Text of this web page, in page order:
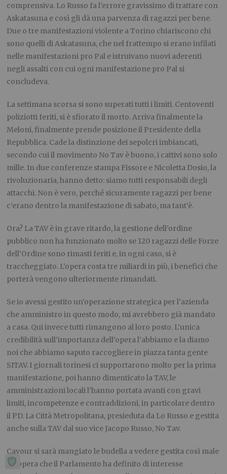
comprensiva. Lo Russo fa l’errore gravissimo di trattare con
Askatasuna e così gli dà una parvenza di ragazzi per bene.
Due o tre manifestazioni violente a Torino chiariscono chi
sono quelli di Askatasuna, che nel frattempo si erano infilati
nelle manifestazioni pro Pal e istruivano nuovi aderenti
negli assalti con cui ogni manifestazione pro Pal si
concludeva.
La settimana scorsa si sono superati tutti i limiti. Centoventi
poliziotti feriti, si è sfiorato il morto. Arriva finalmente la
Meloni, finalmente prende posizione il Presidente della
Repubblica. Cade la distinzione dei sepolcri imbiancati,
secondo cui il movimento No Tav è buono, i cattivi sono solo
mille. In due conferenze stampa Fissore e Nicoletta Dosio, la
rivoluzionaria, hanno detto: siamo tutti responsabili degli
attacchi. Non è vero, perché sicuramente ragazzi per bene
c’erano dentro la manifestazione di sabato, ma tant’è.
Ora? La TAV è in grave ritardo, la gestione dell’ordine
pubblico non ha funzionato molto se 120 ragazzi delle Forze
dell’Ordine sono rimasti feriti e, in ogni caso, si è
traccheggiato. L’opera costa tre miliardi in più, i benefici che
porterà vengono ulteriormente rimandati.
Se io avessi gestito un’operazione strategica per l’azienda
che amministro in questo modo, mi avrebbero già mandato
a casa. Qui invece tutti rimangono al loro posto. L’unica
credibilità sull’importanza dell’opera l’abbiamo e la diamo
noi che abbiamo saputo raccogliere in piazza tanta gente
SITAV. I giornali torinesi ci supportarono molto per la prima
manifestazione, poi hanno dimenticato la TAV, le
amministrazioni locali l’hanno portata avanti con gravi
limiti, incompetenze e contraddizioni, in particolare dentro
il PD. La Città Metropolitana, presieduta da Lo Russo e gestita
anche sulla TAV dal suo vice Jacopo Russo, No Tav.
Cavour si sarà mangiato le budella a vedere gestita così male
un’opera che il Parlamento ha definito di interesse